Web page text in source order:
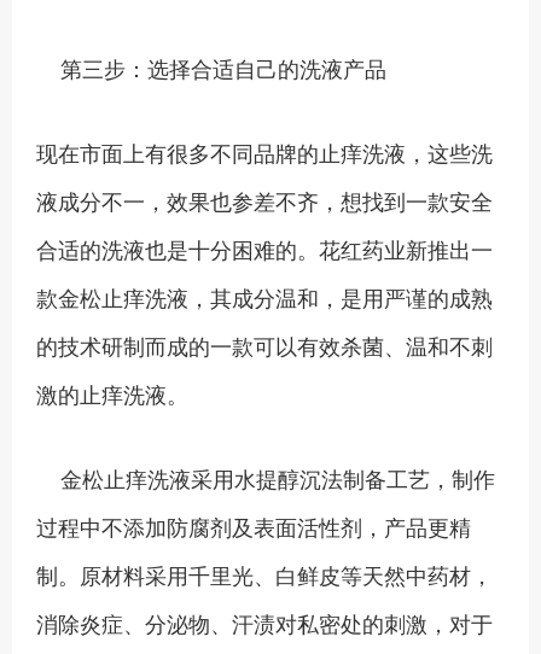
第三步：选择合适自己的洗液产品
现在市面上有很多不同品牌的止痒洗液，这些洗
液成分不一，效果也参差不齐，想找到一款安全
合适的洗液也是十分困难的。花红药业新推出一
款金松止痒洗液，其成分温和，是用严谨的成熟
的技术研制而成的一款可以有效杀菌、温和不刺
激的止痒洗液。
金松止痒洗液采用水提醇沉法制备工艺，制作
过程中不添加防腐剂及表面活性剂，产品更精
制。原材料采用千里光、白鲜皮等天然中药材，
消除炎症、分泌物、汗渍对私密处的刺激，对于